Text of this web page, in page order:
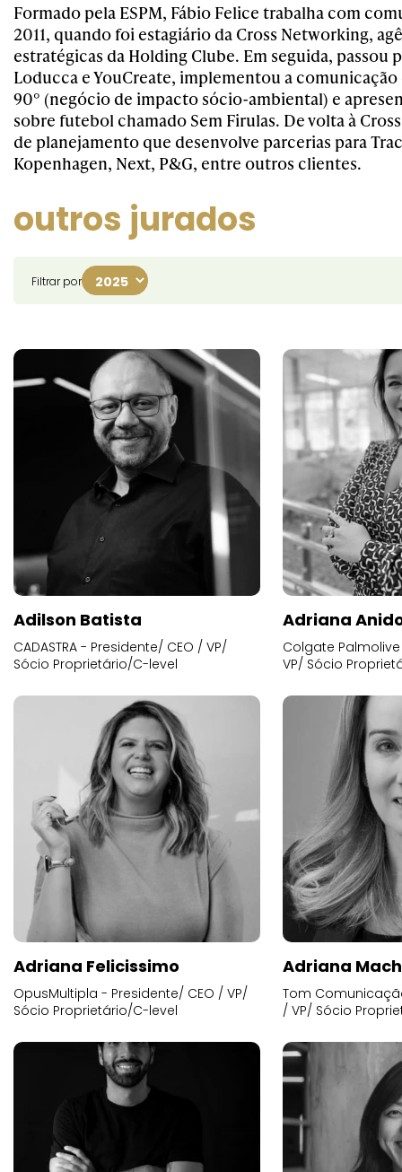
Formado pela ESPM, Fábio Felice trabalha com
2011, quando foi estagiário da Cross Networking,
estratégicas da Holding Clube. Em seguida, passou
Loducca e YouCreate, implementou a
90° (negócio de impacto sócio-ambiental) e
sobre futebol chamado Sem Firulas. De volta à
de planejamento que desenvolve parcerias para
Kopenhagen, Next, P&G, entre outros clientes.
outros jurados
Filtrar por
Adilson Batista
CADASTRA - Presidente/ CEO / VP/
Sócio Proprietário/C-level
Adriana
Colgate
VP/ Sócio
Adriana Felicissimo
OpusMultipla - Presidente/ CEO / VP/
Sócio Proprietário/C-level
Adriana
Tom
/ VP/ Sócio